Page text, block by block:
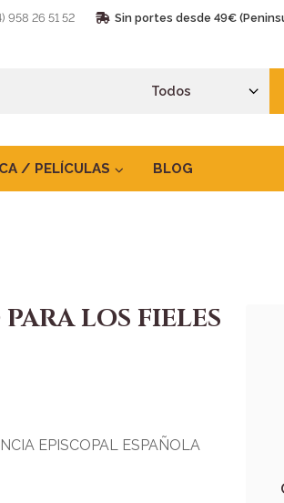
958 26 51 52 Sin portes desde 49€
/ PELÍCULAS BLOG
LOS FIELES
EPISCOPAL ESPAÑOLA